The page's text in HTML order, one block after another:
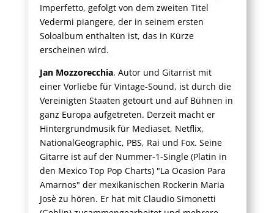
Imperfetto, gefolgt von dem zweiten Titel
Vedermi piangere, der in seinem ersten
Soloalbum enthalten ist, das in Kürze
erscheinen wird.
Jan Mozzorecchia, Autor und Gitarrist mit
einer Vorliebe für Vintage-Sound, ist durch die
Vereinigten Staaten getourt und auf Bühnen in
ganz Europa aufgetreten. Derzeit macht er
Hintergrundmusik für Mediaset, Netflix,
NationalGeographic, PBS, Rai und Fox. Seine
Gitarre ist auf der Nummer-1-Single (Platin in
den Mexico Top Pop Charts) "La Ocasion Para
Amarnos" der mexikanischen Rockerin Maria
Josè zu hören. Er hat mit Claudio Simonetti